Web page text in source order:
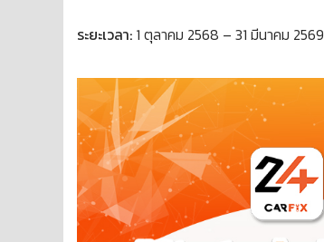
ระยะเวลา: 1 ตุลาคม 2568 – 31 มีนาคม 2569